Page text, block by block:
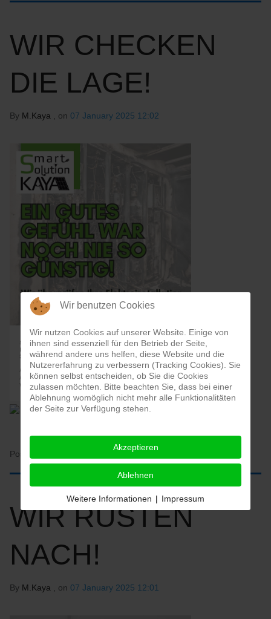
WIR CHECKEN
DIE LAGE!
By M.Kaya , on 07 January 2025 12:02
Posted in:
WIR RÜSTEN
NACH!
By M.Kaya , on 07 January 2025 12:01
Wir benutzen Cookies
Wir nutzen Cookies auf unserer Website. Einige von
ihnen sind essenziell für den Betrieb der Seite,
während andere uns helfen, diese Website und die
Nutzererfahrung zu verbessern (Tracking Cookies). Sie
können selbst entscheiden, ob Sie die Cookies
zulassen möchten. Bitte beachten Sie, dass bei einer
Ablehnung womöglich nicht mehr alle Funktionalitäten
der Seite zur Verfügung stehen.
Akzeptieren
Ablehnen
Weitere Informationen | Impressum